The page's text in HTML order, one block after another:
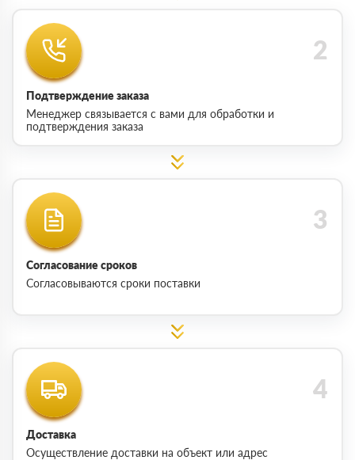
Подтверждение заказа
Менеджер связывается с вами для обработки и
подтверждения заказа
Согласование сроков
Согласовываются сроки поставки
Доставка
Осуществление доставки на объект или адрес